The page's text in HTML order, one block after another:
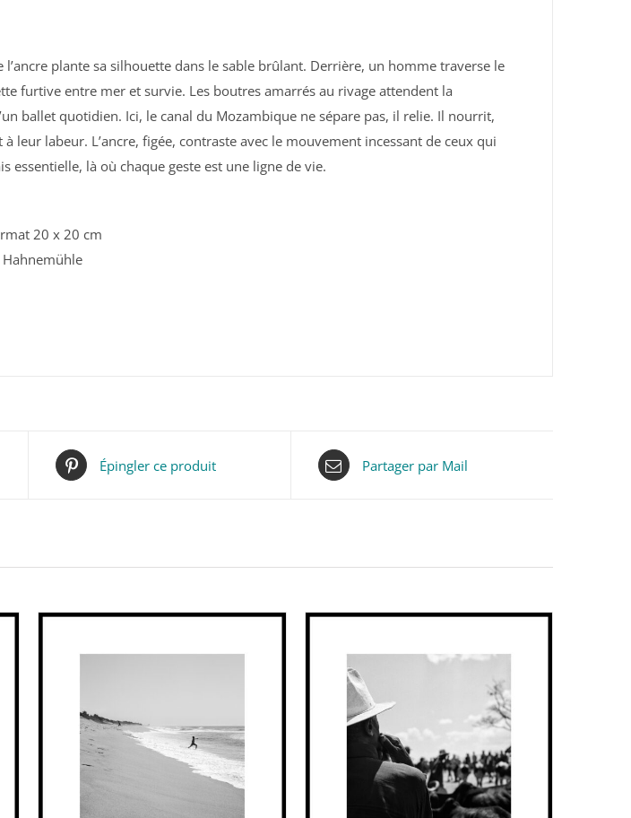
l’ancre plante sa silhouette dans le sable brûlant. Derrière, un homme traverse le
furtive entre mer et survie. Les boutres amarrés au rivage attendent la
ballet quotidien. Ici, le canal du Mozambique ne sépare pas, il relie. Il nourrit,
à leur labeur. L’ancre, figée, contraste avec le mouvement incessant de ceux qui
essentielle, là où chaque geste est une ligne de vie.
20 x 20 cm
Hahnemühle
Épingler ce produit Partager par Mail